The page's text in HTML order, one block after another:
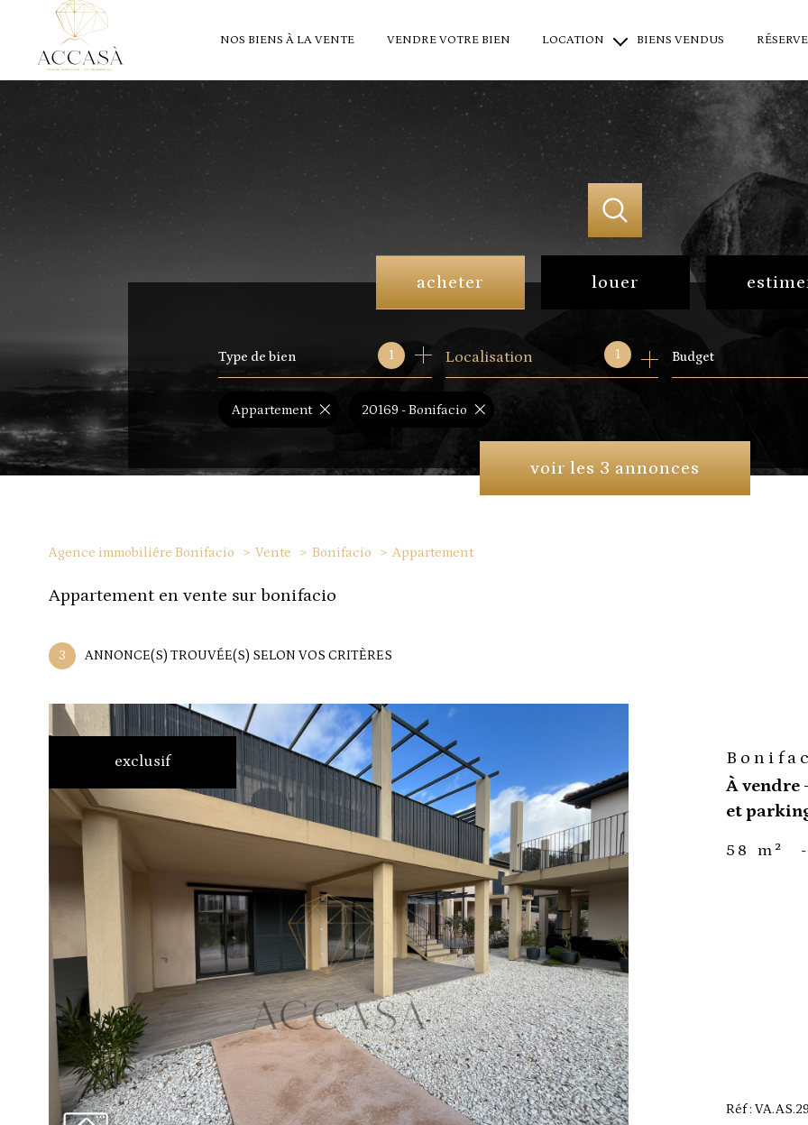
NOS BIENS À LA VENTE VENDRE VOTRE BIEN LOCATION
locations saisonnières
locations à l'année
location professionnel
BIENS VENDUS
acheter
de l'ancien
du neuf
louer
en saisonnier
Type de bien 1 1
Localisation Budget
voir les 3 annonces
Appartement 20169 - Bonifacio
Agence immobiliére Bonifacio Vente Bonifacio Appartement
appartement en vente sur bonifacio
3 ANNONCE(S) TROUVÉE(S) SELON VOS CRITÈRES
exclusif
voir le
bien
À vendre
et
58 m² -
Réf :